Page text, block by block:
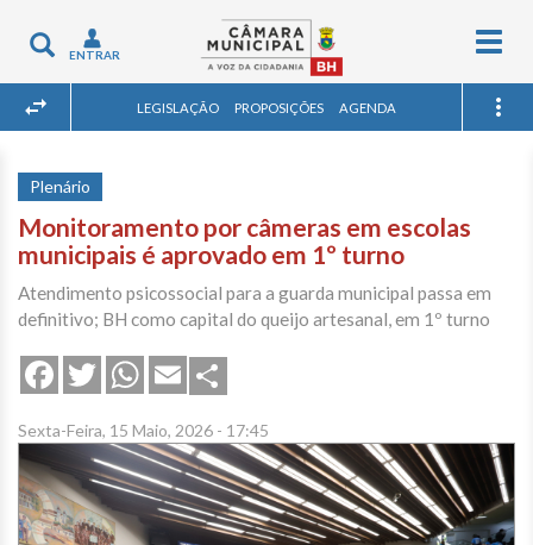
Toggle
navigation
ENTRAR
LEGISLAÇÃO PROPOSIÇÕES AGENDA
Plenário
Monitoramento por câmeras em escolas
municipais é aprovado em 1º turno
Atendimento psicossocial para a guarda municipal passa em
definitivo; BH como capital do queijo artesanal, em 1º turno
FacebookTwitterWhatsApp
Email
Sexta-Feira, 15 Maio, 2026 - 17:45